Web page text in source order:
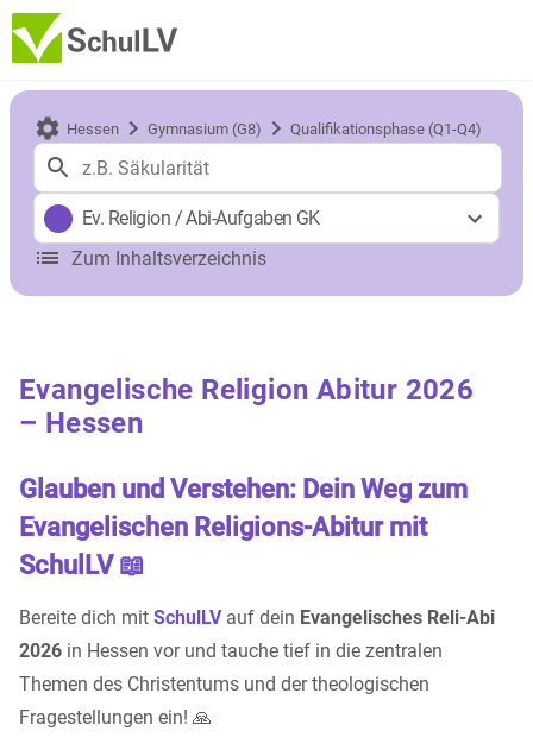
Hessen Gymnasium (G8) Qualifikationsphase (Q1-Q4)
Ev. Religion /Abi-Aufgaben GK
Zum Inhaltsverzeichnis
Evangelische Religion Abitur 2026
– Hessen
Glauben und Verstehen: Dein Weg zum
Evangelischen Religions-Abitur mit
SchulLV 📖
Bereite dich mit SchulLV auf dein Evangelisches Reli-Abi
2026 in Hessen vor und tauche tief in die zentralen
Themen des Christentums und der theologischen
Fragestellungen ein! 🙏